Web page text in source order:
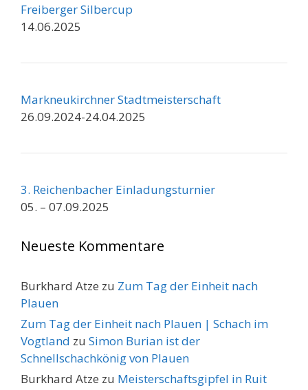
Freiberger Silbercup
14.06.2025
Markneukirchner Stadtmeisterschaft
26.09.2024-24.04.2025
3. Reichenbacher Einladungsturnier
05. – 07.09.2025
Neueste Kommentare
Burkhard Atze zu Zum Tag der Einheit nach
Plauen
Zum Tag der Einheit nach Plauen | Schach im
Vogtland zu Simon Burian ist der
Schnellschachkönig von Plauen
Burkhard Atze zu Meisterschaftsgipfel in Ruit